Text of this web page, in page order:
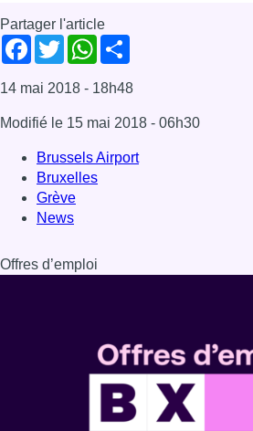
Partager l'article
Facebook
TwitterWhatsApp
14 mai 2018 - 18h48
Modifié le 15 mai 2018 - 06h30
Brussels Airport
Bruxelles
Grève
News
Offres d’emploi